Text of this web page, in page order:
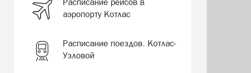
аэропорту Котлас
Расписание поездов. Котлас-
Узловой